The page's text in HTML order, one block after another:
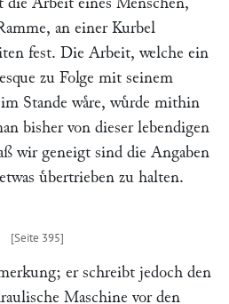
an einer Kurbel
fest. Die Arbeit, welche ein
zu Folge mit seinem
Stande waͤre, wuͤrde mithin
bisher von dieser lebendigen
wir geneigt sind die Angaben
uͤbertrieben zu halten.
er schreibt jedoch den
Maschine vor den